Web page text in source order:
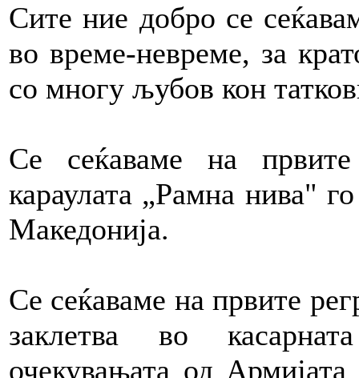
Сите ние добро се
во време-невреме, за
со многу љубов кон
Се сеќаваме на
караулата „Рамна нива"
Македонија.
Се сеќаваме на првите
заклетва во
очекувањата од